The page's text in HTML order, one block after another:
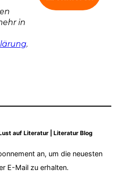
in
.
auf Literatur | Literatur Blog
an, um die neuesten
E-Mail zu erhalten.